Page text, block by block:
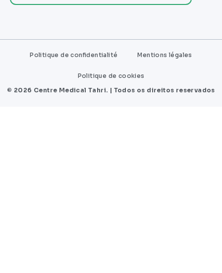
© 2026 Centre Medical Tahri. | Todos os direitos reservados
Politique de confidentialité Mentions légales
Politique de cookies